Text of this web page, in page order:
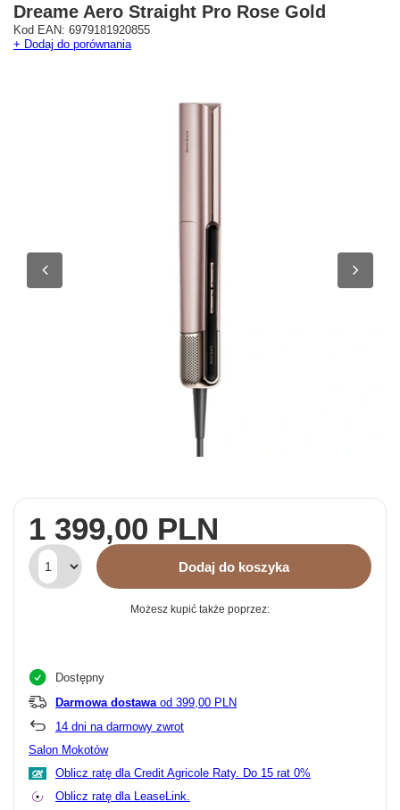
Dreame Aero Straight Pro Rose Gold
Kod EAN: 6979181920855
+ Dodaj do porównania
1 399,00 PLN
Dodaj do koszyka
Możesz kupić także poprzez:
Dostępny
Darmowa dostawa od 399,00 PLN
14 dni na darmowy zwrot
Salon Mokotów
Oblicz ratę dla Credit Agricole Raty.
Oblicz ratę dla LeaseLink.